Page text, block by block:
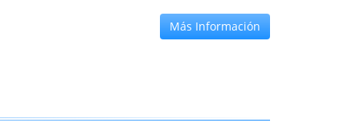
Más Información